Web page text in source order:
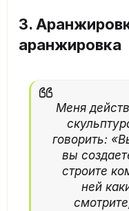
3.
аранжировка
Меня
говорить:
вы
строите
ней